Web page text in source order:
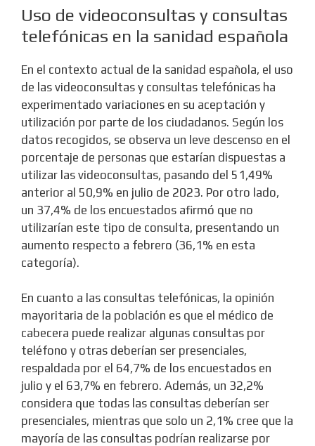
Uso de videoconsultas y consultas
telefónicas en la sanidad española
En el contexto actual de la sanidad española, el uso
de las videoconsultas y consultas telefónicas ha
experimentado variaciones en su aceptación y
utilización por parte de los ciudadanos. Según los
datos recogidos, se observa un leve descenso en el
porcentaje de personas que estarían dispuestas a
utilizar las videoconsultas, pasando del 51,49%
anterior al 50,9% en julio de 2023. Por otro lado,
un 37,4% de los encuestados afirmó que no
utilizarían este tipo de consulta, presentando un
aumento respecto a febrero (36,1% en esta
categoría).
En cuanto a las consultas telefónicas, la opinión
mayoritaria de la población es que el médico de
cabecera puede realizar algunas consultas por
teléfono y otras deberían ser presenciales,
respaldada por el 64,7% de los encuestados en
julio y el 63,7% en febrero. Además, un 32,2%
considera que todas las consultas deberían ser
presenciales, mientras que solo un 2,1% cree que la
mayoría de las consultas podrían realizarse por